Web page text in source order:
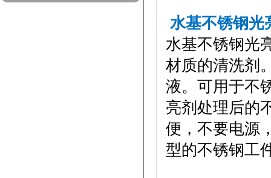
水基不锈钢光
水基不锈钢光
材质的清洗剂
液。可用于不
亮剂处理后的
便，不要电源
型的不锈钢工